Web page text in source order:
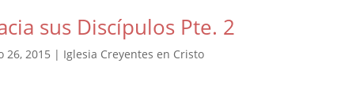
sus Discípulos Pte. 2
26, 2015 | Iglesia Creyentes en Cristo